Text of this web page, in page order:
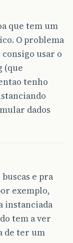
que tem um
O problema
usar o
(que
tenho
dados
e pra
exemplo,
instanciada
tem a ver
de ter um